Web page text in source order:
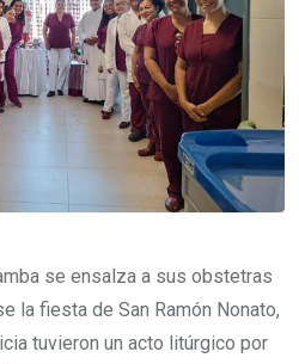
se ensalza a sus obstetras
la fiesta de San Ramón Nonato,
tuvieron un acto litúrgico por